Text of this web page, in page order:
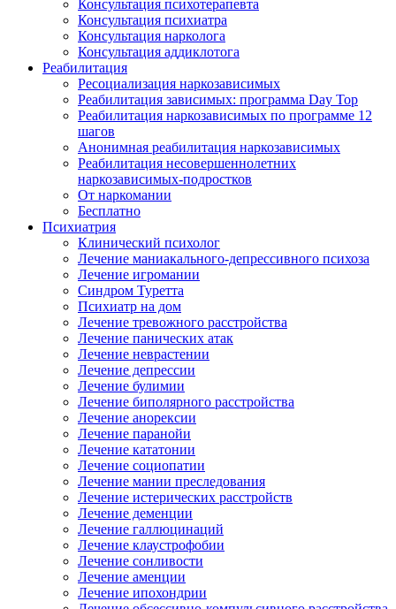
Консультация психотерапевта
Консультация психиатра
Консультация нарколога
Консультация аддиклотога
Реабилитация
Ресоциализация наркозависимых
Реабилитация зависимых: программа Day Top
Реабилитация наркозависимых по программе 12
шагов
Анонимная реабилитация наркозависимых
Реабилитация несовершеннолетних
наркозависимых-подростков
От наркомании
Бесплатно
Психиатрия
Клинический психолог
Лечение маниакального-депрессивного психоза
Лечение игромании
Синдром Туретта
Психиатр на дом
Лечение тревожного расстройства
Лечение панических атак
Лечение неврастении
Лечение депрессии
Лечение булимии
Лечение биполярного расстройства
Лечение анорексии
Лечение паранойи
Лечение кататонии
Лечение социопатии
Лечение мании преследования
Лечение истерических расстройств
Лечение деменции
Лечение галлюцинаций
Лечение клаустрофобии
Лечение сонливости
Лечение аменции
Лечение ипохондрии